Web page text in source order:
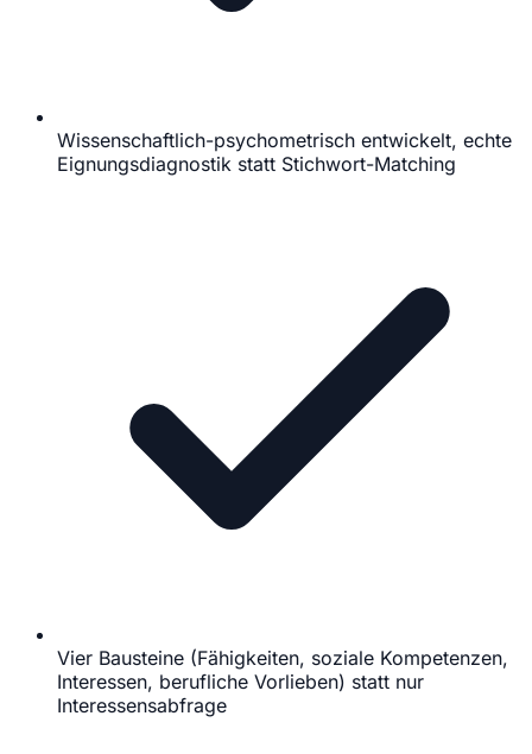
Wissenschaftlich-psychometrisch entwickelt, echte
Eignungsdiagnostik statt Stichwort-Matching
Vier Bausteine (Fähigkeiten, soziale Kompetenzen,
Interessen, berufliche Vorlieben) statt nur
Interessensabfrage